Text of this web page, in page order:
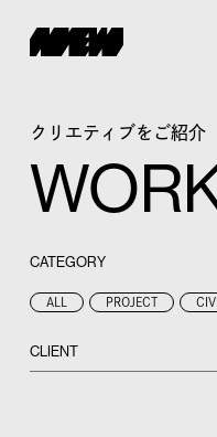
クリエティブをご紹介
CATEGORY
ALL PROJECT CIVI
CLIENT